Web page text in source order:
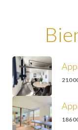
210
186